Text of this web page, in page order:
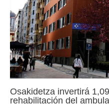
Osakidetza invertirá
rehabilitación del